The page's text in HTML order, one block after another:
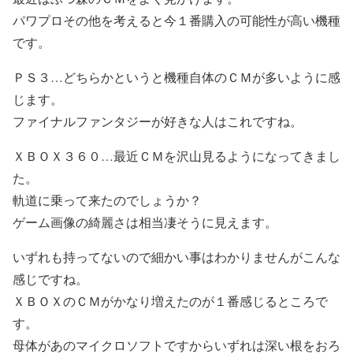
パワプロその他を考えると今１番購入の可能性が高い機種
です。
ＰＳ３…どちらかというと機種自体のＣＭが多いように感
じます。
ファイナルファンタジーが好きな人はこれですね。
ＸＢＯＸ３６０…最近ＣＭを沢山見るようになってきまし
た。
軌道に乗って来たのでしょうか？
ゲーム画像の綺麗さは相当凄そうに見えます。
いずれも持ってないので細かい事はわかりませんがこんな
感じですね。
ＸＢＯＸのＣＭがかなり増えたのが１番感じるところで
す。
母体があのマイクロソフトですからいずれは深い根をおろ